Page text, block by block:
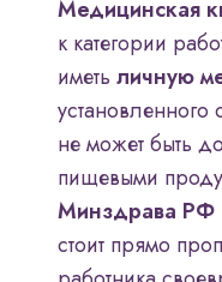
Медицинская
к категории
иметь личную
установленного
не может быть
пищевыми
Минздрава
стоит прямо